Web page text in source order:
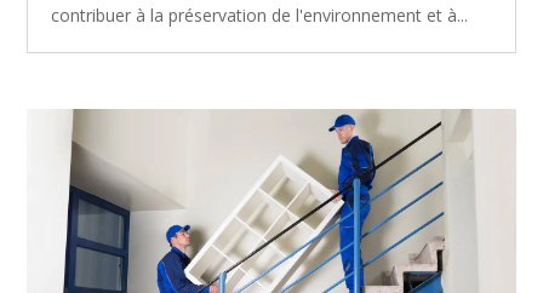
contribuer à la préservation de l'environnement et à...